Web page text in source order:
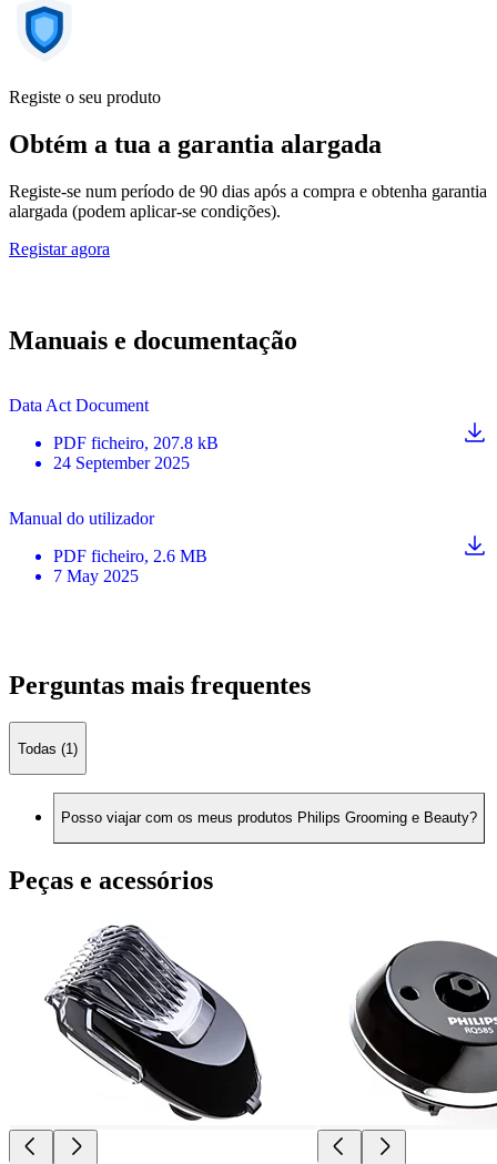
Registe o seu produto
Obtém a tua a garantia alargada
Registe-se num período de 90 dias após a compra e obtenha garantia
alargada (podem aplicar-se condições).
Registar agora
Manuais e documentação
Data Act Document
PDF ficheiro, 207.8 kB
24 September 2025
Manual do utilizador
PDF ficheiro, 2.6 MB
7 May 2025
Perguntas mais frequentes
Todas (1)
Posso viajar com os meus produtos Philips Grooming e Beauty?
Peças e acessórios